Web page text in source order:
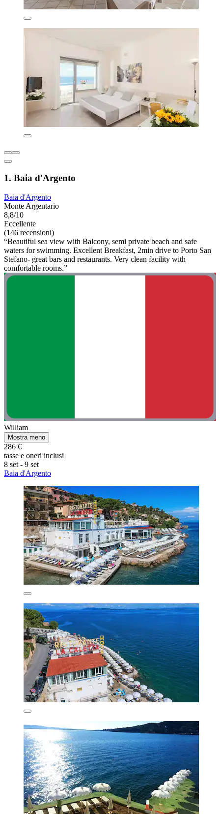
1. Baia d'Argento
Baia d'Argento
Monte Argentario
8,8/10
Eccellente
(146 recensioni)
“Beautiful sea view with Balcony, semi private beach and safe
waters for swimming. Excellent Breakfast, 2min drive to Porto San
Stefano- great bars and restaurants. Very clean facility with
comfortable rooms.”
William
Mostra meno
286 €
tasse e oneri inclusi
8 set - 9 set
Baia d'Argento